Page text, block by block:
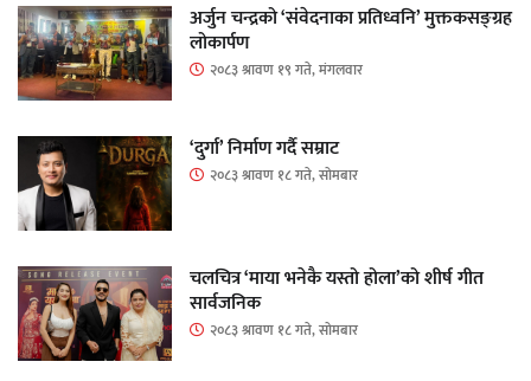
अर्जुन चन्द्रको ‘संवेदनाका प्रतिध्वनि’ मुक्तकसङ्ग्रह
लोकार्पण
२०८३ श्रावण १९ गते, मंगलवार
‘दुर्गा’ निर्माण गर्दै सम्राट
२०८३ श्रावण १८ गते, सोमबार
चलचित्र ‘माया भनेकै यस्तो होला’को शीर्ष गीत
सार्वजनिक
२०८३ श्रावण १८ गते, सोमबार